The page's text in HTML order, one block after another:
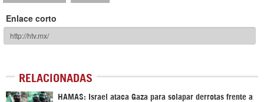
Enlace corto
RELACIONADAS
HAMAS: Israel ataca Gaza para solapar derrotas frente a